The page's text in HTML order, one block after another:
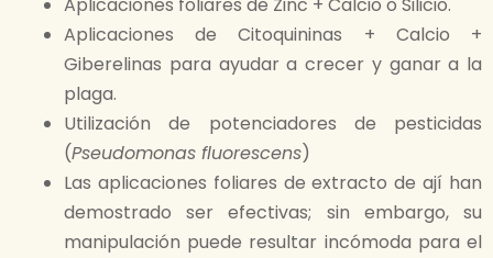
Aplicaciones foliares de Zinc + Calcio o Silicio. ​
Aplicaciones de Citoquininas + Calcio +
Giberelinas para ayudar a crecer y ganar a la
plaga.​
Utilización de potenciadores de pesticidas
(Pseudomonas fluorescens)​
Las aplicaciones foliares de extracto de ají han
demostrado ser efectivas; sin embargo, su
manipulación puede resultar incómoda para el